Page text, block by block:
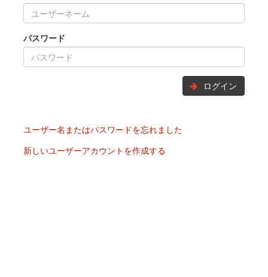
パスワード
ログイン
ユーザー名またはパスワードを忘れました
新しいユーザーアカウントを作成する